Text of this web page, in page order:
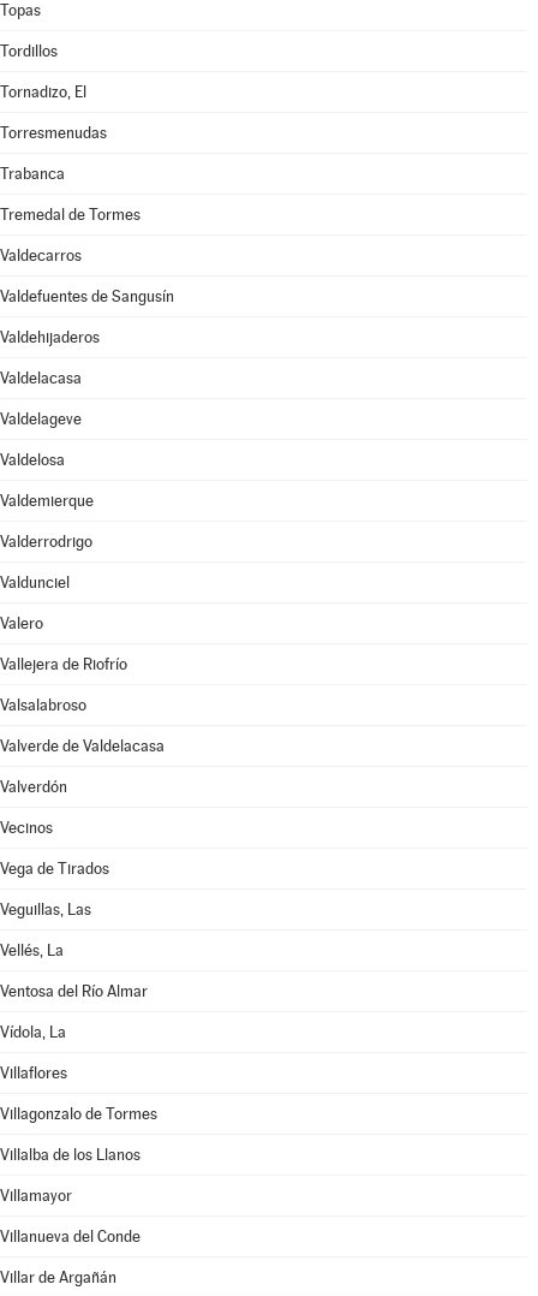
Topas
Tordillos
Tornadizo, El
Torresmenudas
Trabanca
Tremedal de Tormes
Valdecarros
Valdefuentes de Sangusín
Valdehijaderos
Valdelacasa
Valdelageve
Valdelosa
Valdemierque
Valderrodrigo
Valdunciel
Valero
Vallejera de Riofrío
Valsalabroso
Valverde de Valdelacasa
Valverdón
Vecinos
Vega de Tirados
Veguillas, Las
Vellés, La
Ventosa del Río Almar
Vídola, La
Villaflores
Villagonzalo de Tormes
Villalba de los Llanos
Villamayor
Villanueva del Conde
Villar de Argañán